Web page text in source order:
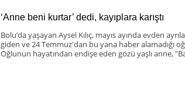
‘Anne beni kurtar’ dedi, kayıplara karıştı
Bolu’da yaşayan Aysel Kılıç, mayıs ayında evden
giden ve 24 Temmuz'dan bu yana haber alamadığı
Oğlunun hayatından endişe eden gözü yaşlı anne,